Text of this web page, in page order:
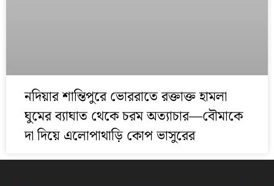
নদিয়ার শান্তিপুরে ভোররাতে রক্তাক্ত হামলা
ঘুমের ব্যাঘাত থেকে চরম অত্যাচার—বৌমাকে
দা দিয়ে এলোপাথাড়ি কোপ ভাসুরের